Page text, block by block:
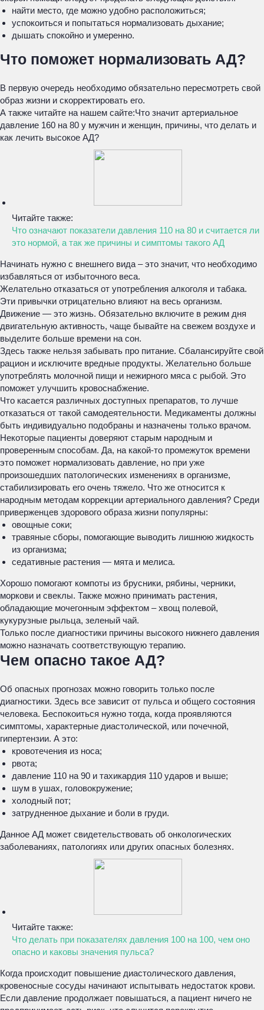
найти место, где можно удобно расположиться;
успокоиться и попытаться нормализовать дыхание;
дышать спокойно и умеренно.
Что поможет нормализовать АД?
В первую очередь необходимо обязательно пересмотреть свой
образ жизни и скорректировать его.
А также читайте на нашем сайте:Что значит артериальное
давление 160 на 80 у мужчин и женщин, причины, что делать и
как лечить высокое АД?
Читайте также:
Что означают показатели давления 110 на 80 и считается ли
это нормой, а так же причины и симптомы такого АД
Начинать нужно с внешнего вида – это значит, что необходимо
избавляться от избыточного веса.
Желательно отказаться от употребления алкоголя и табака.
Эти привычки отрицательно влияют на весь организм.
Движение — это жизнь. Обязательно включите в режим дня
двигательную активность, чаще бывайте на свежем воздухе и
выделите больше времени на сон.
Здесь также нельзя забывать про питание. Сбалансируйте свой
рацион и исключите вредные продукты. Желательно больше
употреблять молочной пищи и нежирного мяса с рыбой. Это
поможет улучшить кровоснабжение.
Что касается различных доступных препаратов, то лучше
отказаться от такой самодеятельности. Медикаменты должны
быть индивидуально подобраны и назначены только врачом.
Некоторые пациенты доверяют старым народным и
проверенным способам. Да, на какой-то промежуток времени
это поможет нормализовать давление, но при уже
произошедших патологических изменениях в организме,
стабилизировать его очень тяжело. Что же относится к
народным методам коррекции артериального давления? Среди
приверженцев здорового образа жизни популярны:
овощные соки;
травяные сборы, помогающие выводить лишнюю жидкость
из организма;
седативные растения — мята и мелиса.
Хорошо помогают компоты из брусники, рябины, черники,
моркови и свеклы. Также можно принимать растения,
обладающие мочегонным эффектом – хвощ полевой,
кукурузные рыльца, зеленый чай.
Только после диагностики причины высокого нижнего давления
можно назначать соответствующую терапию.
Чем опасно такое АД?
Об опасных прогнозах можно говорить только после
диагностики. Здесь все зависит от пульса и общего состояния
человека. Беспокоиться нужно тогда, когда проявляются
симптомы, характерные диастолической, или почечной,
гипертензии. А это:
кровотечения из носа;
рвота;
давление 110 на 90 и тахикардия 110 ударов и выше;
шум в ушах, головокружение;
холодный пот;
затрудненное дыхание и боли в груди.
Данное АД может свидетельствовать об онкологических
заболеваниях, патологиях или других опасных болезнях.
Читайте также:
Что делать при показателях давления 100 на 100, чем оно
опасно и каковы значения пульса?
Когда происходит повышение диастолического давления,
кровеносные сосуды начинают испытывать недостаток крови.
Если давление продолжает повышаться, а пациент ничего не